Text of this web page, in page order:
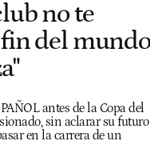
no te
del mundo
antes de la Copa del
sin aclarar su
en la carrera de un